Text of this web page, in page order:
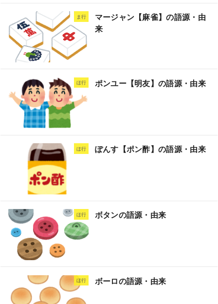
ま行
マージャン【麻雀】の語源・由
来
ほ行 ポンユー【明友】の語源・由来
ほ行 ぽんす【ポン酢】の語源・由来
ほ行 ボタンの語源・由来
ほ行 ボーロの語源・由来